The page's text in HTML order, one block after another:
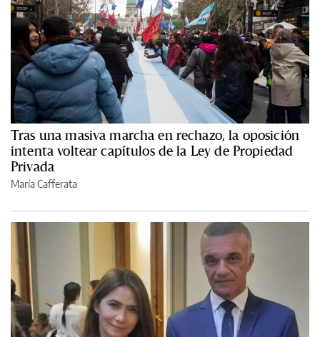
Tras una masiva marcha en rechazo, la oposición
intenta voltear capítulos de la Ley de Propiedad
Privada
María Cafferata